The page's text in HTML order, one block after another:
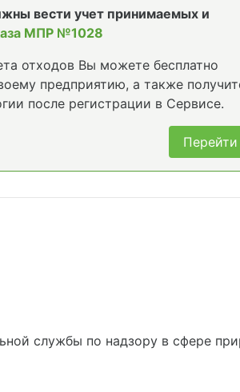
вести учет принимаемых и
МПР №1028
отходов Вы можете бесплатно
предприятию, а также
после регистрации в Сервисе.
Перейти
службы по надзору в сфере